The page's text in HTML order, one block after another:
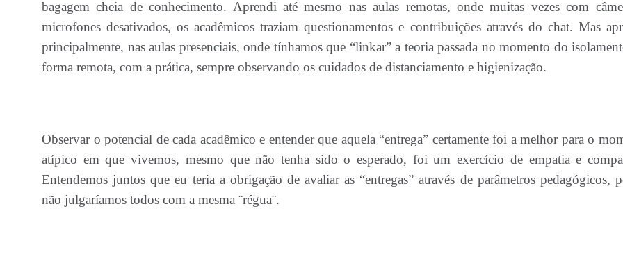
bagagem cheia de conhecimento. Aprendi até mesmo nas aulas remotas, onde muitas vezes com
microfones desativados, os acadêmicos traziam questionamentos e contribuições através do chat. Mas
principalmente, nas aulas presenciais, onde tínhamos que “linkar” a teoria passada no momento do
forma remota, com a prática, sempre observando os cuidados de distanciamento e higienização.
Observar o potencial de cada acadêmico e entender que aquela “entrega” certamente foi a melhor para o
atípico em que vivemos, mesmo que não tenha sido o esperado, foi um exercício de empatia e
Entendemos juntos que eu teria a obrigação de avaliar as “entregas” através de parâmetros pedagógicos,
não julgaríamos todos com a mesma ¨régua¨.